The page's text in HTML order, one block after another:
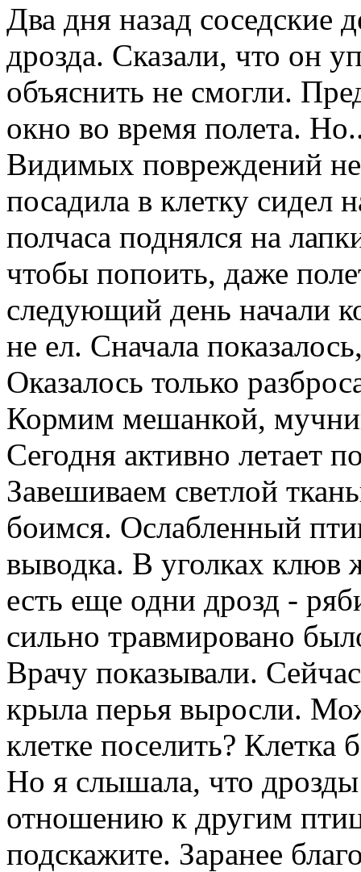
Два дня назад соседские
дрозда. Сказали, что он
объяснить не смогли.
окно во время полета.
Видимых повреждений
посадила в клетку
полчаса поднялся на
чтобы попоить, даже
следующий день начали
не ел. Сначала
Оказалось только
Кормим мешанкой,
Сегодня активно летает
Завешиваем светлой
боимся. Ослабленный
выводка. В уголках клюв
есть еще одни дрозд -
сильно травмировано
Врачу показывали.
крыла перья выросли.
клетке поселить?
Но я слышала, что
отношению к другим
подскажите. Заранее